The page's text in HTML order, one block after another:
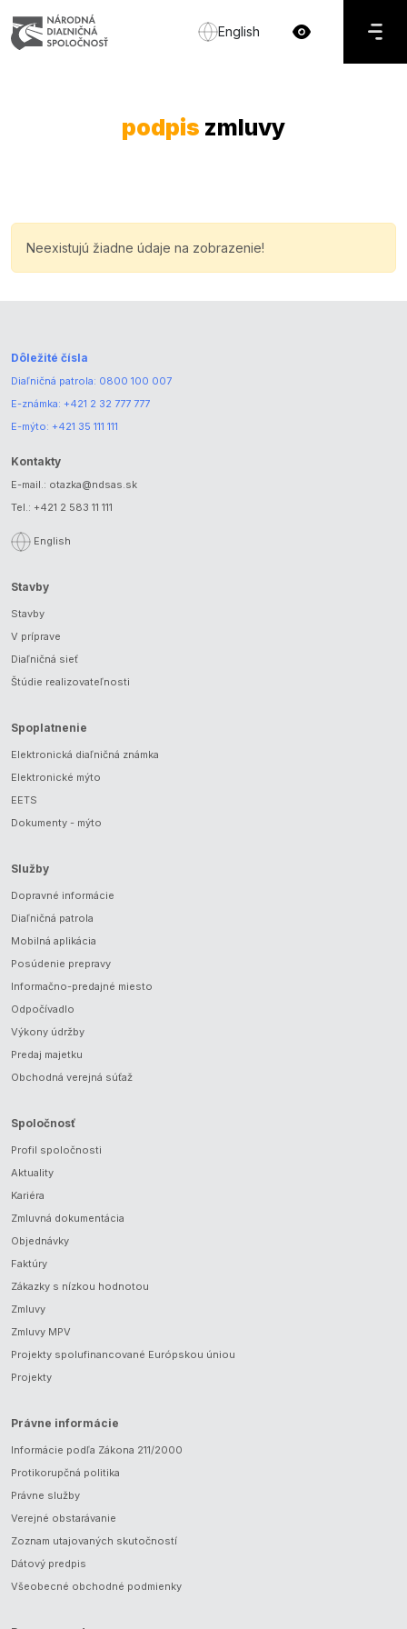
English
podpis zmluvy
Neexistujú žiadne údaje na zobrazenie!
Dôležité čísla
Diaľničná patrola: 0800 100 007
E-známka: +421 2 32 777 777
E-mýto: +421 35 111 111
Kontakty
E-mail.: otazka@ndsas.sk
Tel.: +421 2 583 11 111
English
Stavby
Stavby
V príprave
Diaľničná sieť
Štúdie realizovateľnosti
Spoplatnenie
Elektronická diaľničná známka
Elektronické mýto
EETS
Dokumenty - mýto
Služby
Dopravné informácie
Diaľničná patrola
Mobilná aplikácia
Posúdenie prepravy
Informačno-predajné miesto
Odpočívadlo
Výkony údržby
Predaj majetku
Obchodná verejná súťaž
Spoločnosť
Profil spoločnosti
Aktuality
Kariéra
Zmluvná dokumentácia
Objednávky
Faktúry
Zákazky s nízkou hodnotou
Zmluvy
Zmluvy MPV
Projekty spolufinancované Európskou úniou
Projekty
Právne informácie
Informácie podľa Zákona 211/2000
Protikorupčná politika
Právne služby
Verejné obstarávanie
Zoznam utajovaných skutočností
Dátový predpis
Všeobecné obchodné podmienky